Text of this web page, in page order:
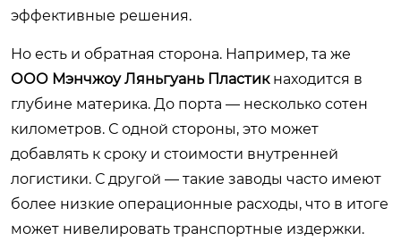
эффективные решения.
Но есть и обратная сторона. Например, та же
ООО Мэнчжоу Ляньгуань Пластикнаходится в
глубине материка. До порта — несколько сотен
километров. С одной стороны, это может
добавлять к сроку и стоимости внутренней
логистики. С другой — такие заводы часто имеют
более низкие операционные расходы, что в итоге
может нивелировать транспортные издержки.